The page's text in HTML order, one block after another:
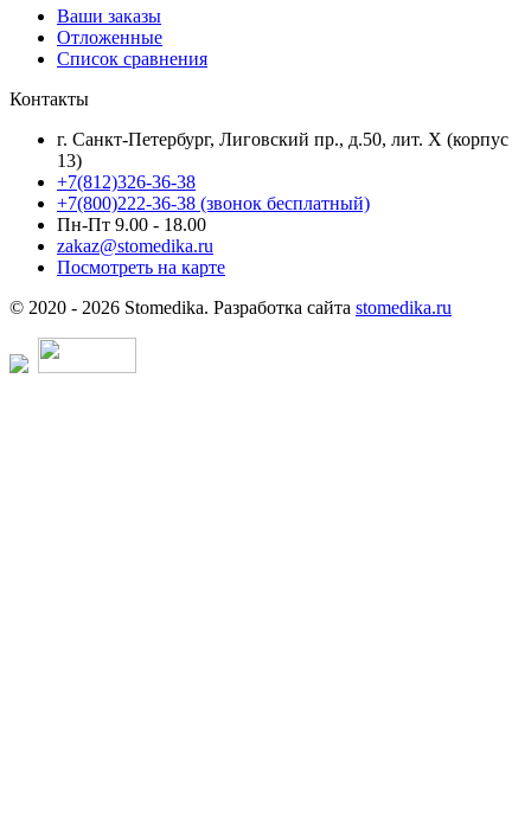
Ваши заказы
Отложенные
Список сравнения
Контакты
г. Санкт-Петербург, Лиговский пр., д.50, лит. Х (корпус
13)
+7(812)326-36-38
+7(800)222-36-38 (звонок бесплатный)
Пн-Пт 9.00 - 18.00
zakaz@stomedika.ru
Посмотреть на карте
© 2020 - 2026 Stomedika. Разработка сайта stomedika.ru